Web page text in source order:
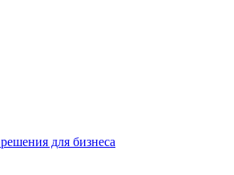
для бизнеса